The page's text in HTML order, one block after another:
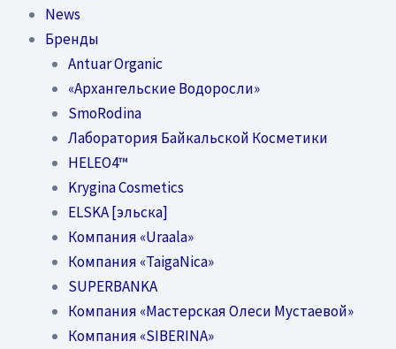
News
Бренды
Antuar Organic
«Архангельские Водоросли»
SmoRodina
Лаборатория Байкальской Косметики
HELEO4™
Krygina Cosmetics
ELSKA [эльска]
Компания «Uraala»
Компания «TaigaNica»
SUPERBANKA
Компания «Мастерская Олеси Мустаевой»
Компания «SIBERINA»